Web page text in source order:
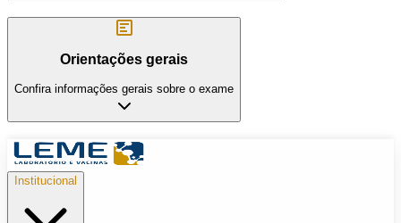
Orientações gerais
Confira informações gerais sobre o exame
Institucional